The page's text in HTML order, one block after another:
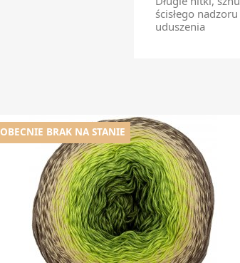
ścisłego
uduszenia
OBECNIE BRAK NA STANIE